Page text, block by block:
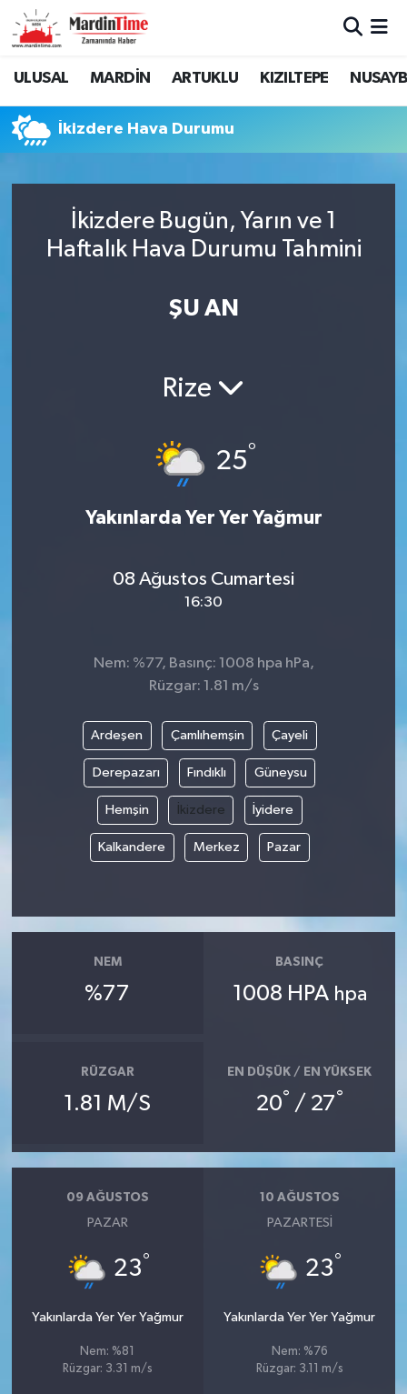
ULUSAL MARDİN ARTUKLU KIZILTEPE
İkizdere Hava Durumu
İkizdere Bugün, Yarın ve 1
Haftalık Hava Durumu Tahmini
ŞU AN
Rize
25°
Yakınlarda Yer Yer Yağmur
08 Ağustos Cumartesi
16:30
Nem: %77, Basınç: 1008 hpa hPa,
Rüzgar: 1.81 m/s
Ardeşen Çamlıhemşin Çayeli
Derepazarı Fındıklı Güneysu
Hemşin İkizdere İyidere
Kalkandere Merkez Pazar
NEM
%77
BASINÇ
1008 HPA hpa
RÜZGAR
1.81 M/S
EN DÜŞÜK / EN YÜKSEK
20° / 27°
09 AĞUSTOS
PAZAR
23°
Yakınlarda Yer Yer Yağmur
Nem: %81
Rüzgar: 3.31 m/s
10 AĞUSTOS
PAZARTESI
23°
Yakınlarda Yer Yer Yağmur
Nem: %76
Rüzgar: 3.11 m/s
Mardin Nöbetçi Eczaneler
Mardin Trafik Yoğunluk Haritası
Süper Lig Puan Durumu ve Fikstür